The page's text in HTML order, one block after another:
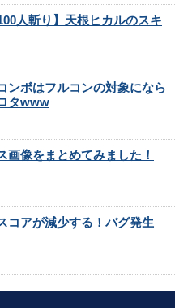
人斬り】天根ヒカルのスキ
ンボはフルコンの対象になら
タwww
画像をまとめてみました！
コアが減少する！バグ発生